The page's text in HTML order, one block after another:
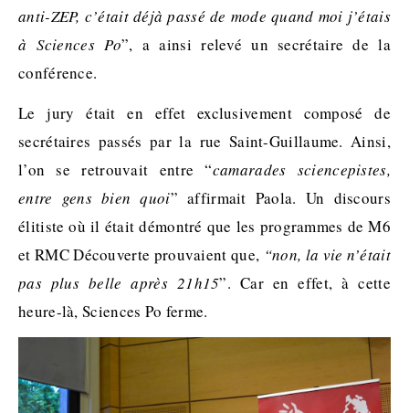
anti-ZEP, c’était déjà passé de mode quand moi j’étais
à Sciences Po”, a ainsi relevé un secrétaire de la
conférence.
Le jury était en effet exclusivement composé de
secrétaires passés par la rue Saint-Guillaume. Ainsi,
l’on se retrouvait entre “camarades sciencepistes,
entre gens bien quoi” affirmait Paola. Un discours
élitiste où il était démontré que les programmes de M6
et RMC Découverte prouvaient que, “non, la vie n’était
pas plus belle après 21h15”. Car en effet, à cette
heure-là, Sciences Po ferme.